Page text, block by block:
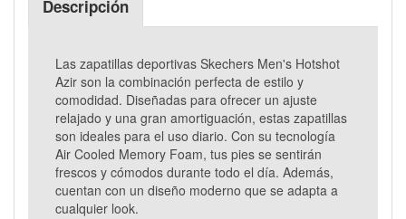
Descripción
Las zapatillas deportivas Skechers Men's Hotshot
Azir son la combinación perfecta de estilo y
comodidad. Diseñadas para ofrecer un ajuste
relajado y una gran amortiguación, estas zapatillas
son ideales para el uso diario. Con su tecnología
Air Cooled Memory Foam, tus pies se sentirán
frescos y cómodos durante todo el día. Además,
cuentan con un diseño moderno que se adapta a
cualquier look.